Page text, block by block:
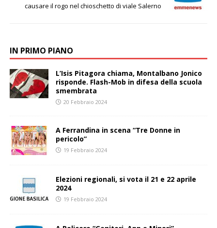
causare il rogo nel chioschetto di viale Salerno
IN PRIMO PIANO
L’Isis Pitagora chiama, Montalbano Jonico
risponde. Flash-Mob in difesa della scuola
smembrata
20 Febbraio 2024
A Ferrandina in scena “Tre Donne in
pericolo”
19 Febbraio 2024
Elezioni regionali, si vota il 21 e 22 aprile
2024
19 Febbraio 2024